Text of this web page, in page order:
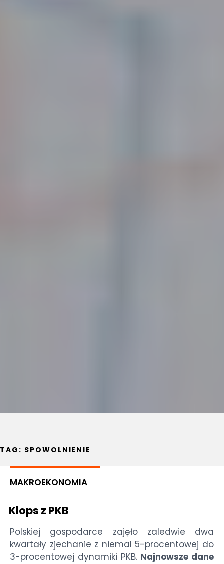
TAG: SPOWOLNIENIE
MAKROEKONOMIA
Klops z PKB
Polskiej gospodarce zajęło zaledwie dwa
kwartały zjechanie z niemal 5-procentowej do
3-procentowej dynamiki PKB. Najnowsze dane